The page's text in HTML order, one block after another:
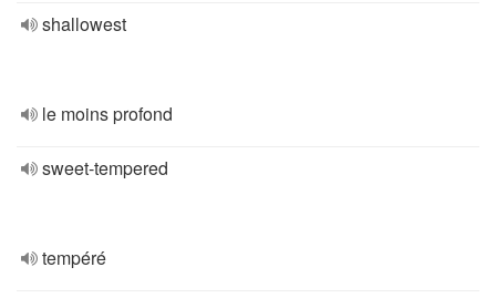
shallowest
le moins profond
sweet-tempered
tempéré